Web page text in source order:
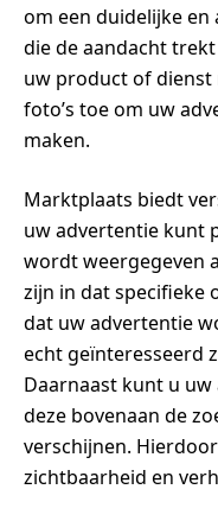
om een duidelijke
die de aandacht
uw product of dienst
foto’s toe om uw
maken.
Marktplaats biedt
uw advertentie kunt
wordt weergegeven
zijn in dat specifieke
dat uw advertentie
echt geïnteresseerd
Daarnaast kunt u
deze bovenaan de
verschijnen.
zichtbaarheid en